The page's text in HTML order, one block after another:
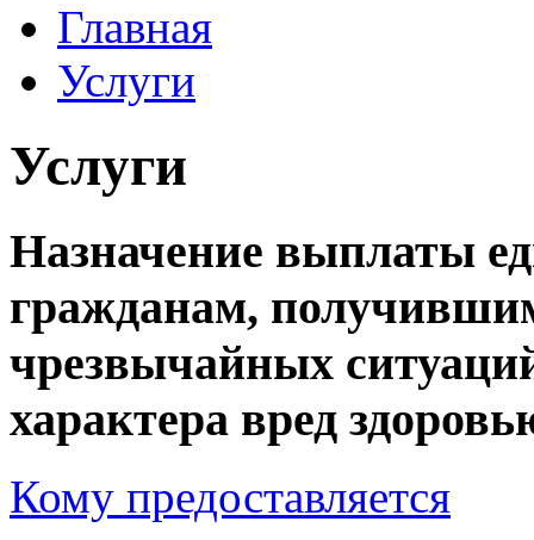
Главная
Услуги
Услуги
Назначение выплаты
гражданам,
чрезвычайных
характера вред
Кому предоставляется